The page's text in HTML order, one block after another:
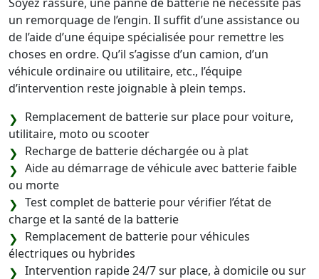
un remorquage de l’engin. Il suffit d’une assistance ou
de l’aide d’une équipe spécialisée pour remettre les
choses en ordre. Qu’il s’agisse d’un camion, d’un
véhicule ordinaire ou utilitaire, etc., l’équipe
d’intervention reste joignable à plein temps.
Remplacement de batterie sur place pour voiture,
utilitaire, moto ou scooter
Recharge de batterie déchargée ou à plat
Aide au démarrage de véhicule avec batterie faible
ou morte
Test complet de batterie pour vérifier l’état de
charge et la santé de la batterie
Remplacement de batterie pour véhicules
électriques ou hybrides
Intervention rapide 24/7 sur place, à domicile ou sur